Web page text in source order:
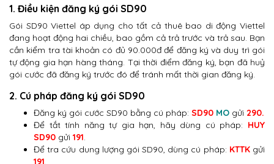
1. Điều kiện đăng ký gói SD90
Gói SD90 Viettel áp dụng cho tất cả thuê bao di động Viettel
đang hoạt động hai chiều, bao gồm cả trả trước và trả sau. Bạn
cần kiểm tra tài khoản có đủ 90.000đ để đăng ký và duy trì gói
tự động gia hạn hàng tháng. Tại thời điểm đăng ký, bạn đã huỷ
gói cước đã đăng ký trước đó để tránh mất thời gian đăng ký.
2. Cú pháp đăng ký gói SD90
Đăng ký gói cước SD90 bằng cú pháp: SD90 MO gửi 290.
Để tắt tính năng tự gia hạn, hãy dùng cú pháp: HUY
SD90 gửi 191.
Để tra cứu dung lượng gói SD90, dùng cú pháp: KTTKgửi